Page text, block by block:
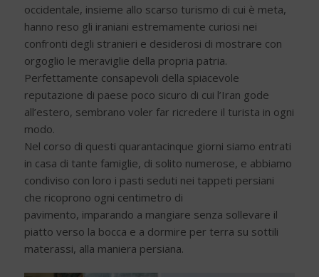
occidentale, insieme allo scarso turismo di cui è meta,
hanno reso gli iraniani estremamente curiosi nei
confronti degli stranieri e desiderosi di mostrare con
orgoglio le meraviglie della propria patria.
Perfettamente consapevoli della spiacevole
reputazione di paese poco sicuro di cui l’Iran gode
all’estero, sembrano voler far ricredere il turista in ogni
modo.
Nel corso di questi quarantacinque giorni siamo entrati
in casa di tante famiglie, di solito numerose, e abbiamo
condiviso con loro i pasti seduti nei tappeti persiani
che ricoprono ogni centimetro di
pavimento, imparando a mangiare senza sollevare il
piatto verso la bocca e a dormire per terra su sottili
materassi, alla maniera persiana.